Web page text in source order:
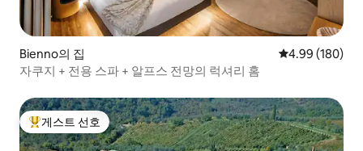
Bienno의 집 평점 4.99점(5
4.99 (180)
자쿠지 + 전용 스파 + 알프스 전망의 럭셔리 홈
상위 게스트 선호
게스트 선호